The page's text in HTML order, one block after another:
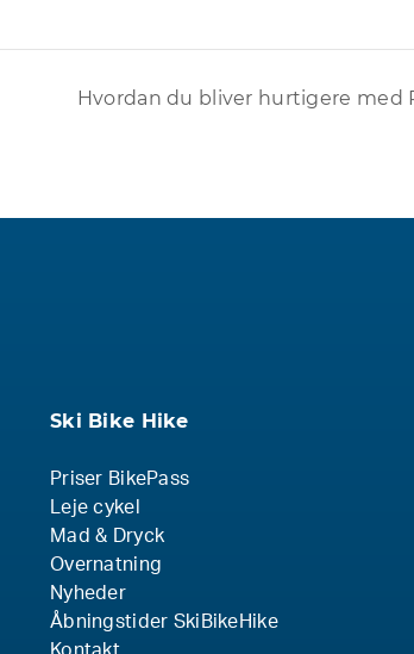
Hvordan du bliver hurtigere med
Ski Bike Hike
Priser BikePass
Leje cykel
Mad & Dryck
Overnatning
Nyheder
Åbningstider SkiBikeHike
Kontakt